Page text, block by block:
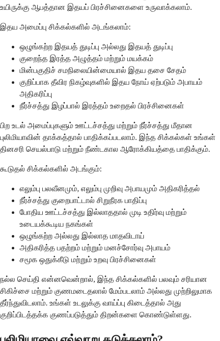
உயிருக்கு ஆபத்தான இதயப் பிரச்சினைகளை உருவாக்கலாம்.
இதய அமைப்பு சிக்கல்களில் அடங்கலாம்:
ஒழுங்கற்ற இதயத் துடிப்பு அல்லது இதயத் துடிப்பு
குறைந்த இரத்த அழுத்தம் மற்றும் மயக்கம்
மின்பகுதிச் சமநிலையின்மையால் இதய தசை சேதம்
குறிப்பாக தீவிர நிகழ்வுகளில் இதய நோய் ஏற்படும் அபாயம்
அதிகரிப்பு
நீர்ச்சத்து இழப்பால் இரத்தம் உறைதல் பிரச்சினைகள்
பிற உடல் அமைப்புகளும் ஊட்டச்சத்து மற்றும் நீர்ச்சத்து மீதான
புலிமியாவின் தாக்கத்தால் பாதிக்கப்படலாம். இந்த சிக்கல்கள் உங்கள்
தினசரி செயல்பாடு மற்றும் நீண்டகால ஆரோக்கியத்தை பாதிக்கும்.
கூடுதல் சிக்கல்களில் அடங்கும்:
எலும்பு பலவீனமும், எலும்பு முறிவு அபாயமும் அதிகரித்தல்
நீர்ச்சத்து குறைபாட்டால் சிறுநீரக பாதிப்பு
போதிய ஊட்டச்சத்து இல்லாததால் முடி உதிர்வு மற்றும்
உடையக்கூடிய நகங்கள்
ஒழுங்கற்ற அல்லது இல்லாத மாதவிடாய்
அதிகரித்த பதற்றம் மற்றும் மனச்சோர்வு அபாயம்
சமூக ஒதுக்கீடு மற்றும் உறவு பிரச்சினைகள்
நல்ல செய்தி என்னவென்றால், இந்த சிக்கல்களில் பலவும் சரியான
சிகிச்சை மற்றும் குணமடைதலால் மேம்படலாம் அல்லது முற்றிலுமாக
தீர்ந்துவிடலாம். உங்கள் உடலுக்கு வாய்ப்பு கிடைத்தால் அது
குறிப்பிடத்தக்க குணப்படுத்தும் திறன்களை கொண்டுள்ளது.